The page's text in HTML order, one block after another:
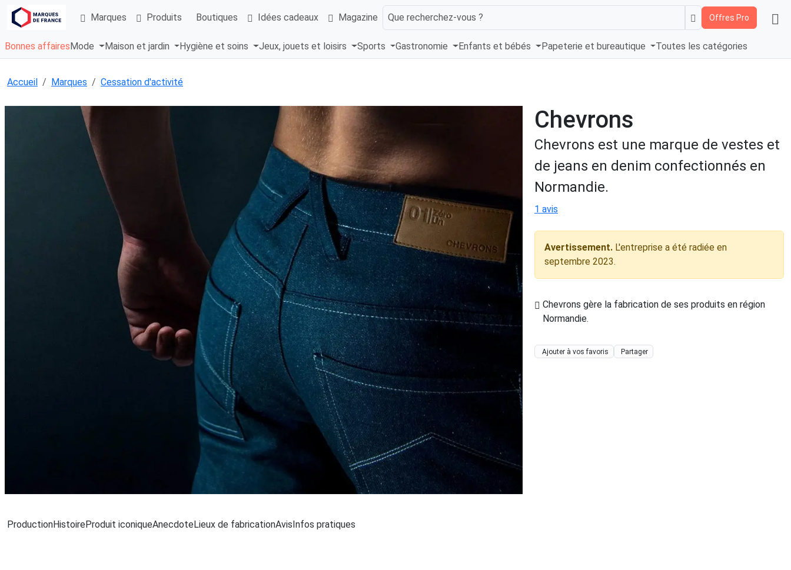
Marques Produits Boutiques Idées cadeaux Magazine Que recherchez-vous ? Offres Pro
Bonnes affaires Mode Maison et jardin Hygiène et soins Jeux, jouets et loisirs Sports Gastronomie Enfants et bébés Papeterie et bureautique Toutes les catégories
Accueil Marques Cessation d'activité
Chargement...
Chevrons
Chevrons est une marque de vestes et
de jeans en denim confectionnés en
Normandie.
1 avis
Avertissement. L'entreprise a été radiée en
septembre 2023.
Chevrons gère la fabrication de ses produits en région
Normandie.
Ajouter à vos favoris Partager
ProductionHistoireProduit iconiqueAnecdoteLieux de fabricationAvis Infos pratiques